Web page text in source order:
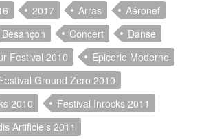
2017 Arras
Aéronef
Besançon Concert
Danse
Festival 2010
Epicerie Moderne
Ground Zero 2010
2010
Festival Inrocks 2011
Artificiels 2011